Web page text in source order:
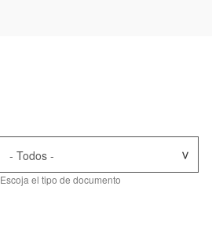
Escoja el tipo de documento